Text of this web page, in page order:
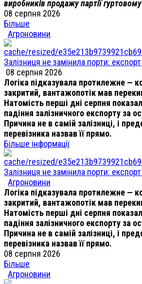
виробників продажу партії
08 серпня 2026
Більше
Агроновини
Залізниця не замінила порти:
08 серпня 2026
Логіка підказувала протилежне —
закритий, вантажопотік мав
Натомість перші дні серпня
падіння залізничного експорту за
Причина не в самій залізниці, і
перевізника назвав її прямо.
Більше інформації
Залізниця не замінила порти:
Агроновини
Логіка підказувала протилежне —
закритий, вантажопотік мав
Натомість перші дні серпня
падіння залізничного експорту за
Причина не в самій залізниці, і
перевізника назвав її прямо.
08 серпня 2026
Більше
Агроновини